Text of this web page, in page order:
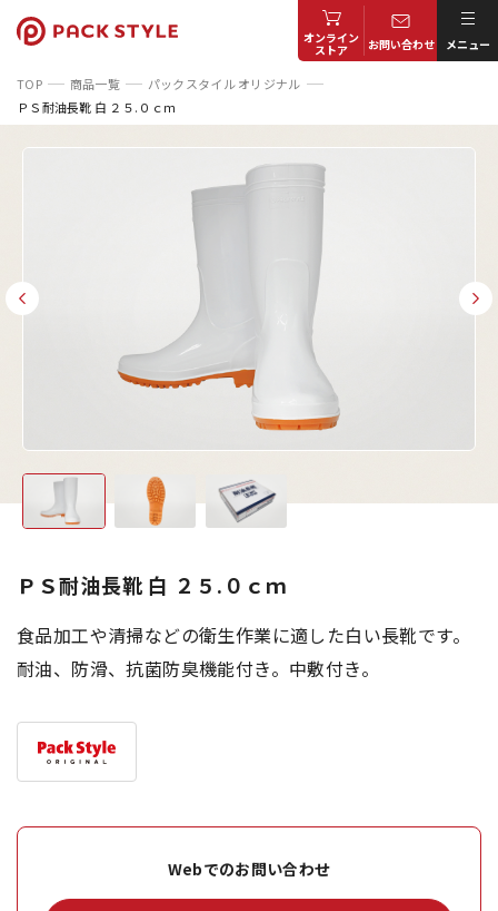
オンライン
ストア お問い合わせ メニュー
TOP 商品一覧
パックスタイル オリジナル
ＰＳ耐油長靴 白 ２５.０ｃｍ
ＰＳ耐油長靴 白 ２５.０ｃｍ
食品加工や清掃などの衛生作業に適した白い長靴です。
耐油、防滑、抗菌防臭機能付き。中敷付き。
Webでのお問い合わせ